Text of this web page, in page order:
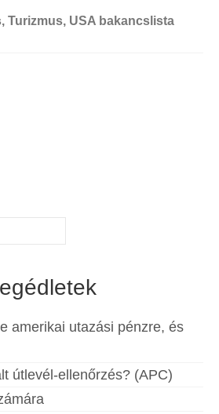
, Turizmus, USA bakancslista
amerikai utazási pénzre, és
útlevél-ellenőrzés? (APC)